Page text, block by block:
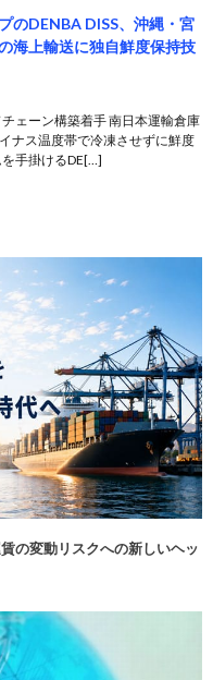
のDENBA DISS、沖縄・宮
海上輸送に独自鮮度保持技
ェーン構築着手 南日本運輸倉庫
ナス温度帯で冷凍させずに鮮度
手掛けるDE[…]
の変動リスクへの新しいヘッ